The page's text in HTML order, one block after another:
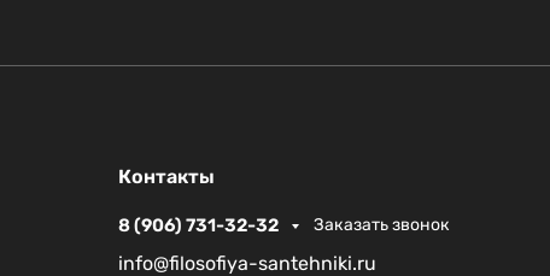
Контакты
8 (906) 731-32-32 Заказать звонок
info@filosofiya-santehniki.ru